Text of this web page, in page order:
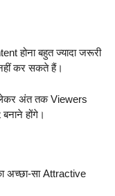
होना बहुत ज्यादा जरूरी
कर सकते हैं।
अंत तक Viewers
होंगे।
अच्छा-सा Attractive